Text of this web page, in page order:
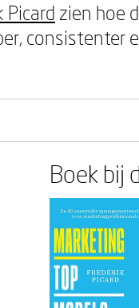
Picard zien hoe
consistenter
Boek bij